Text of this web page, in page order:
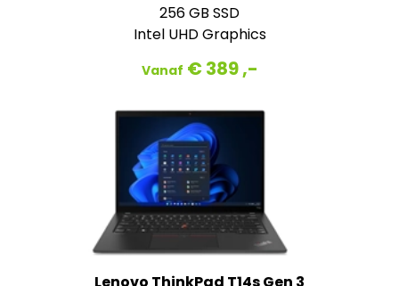
256 GB SSD
Intel UHD Graphics
Vanaf € 389 ,-